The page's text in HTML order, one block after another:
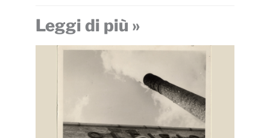
Leggi di più »